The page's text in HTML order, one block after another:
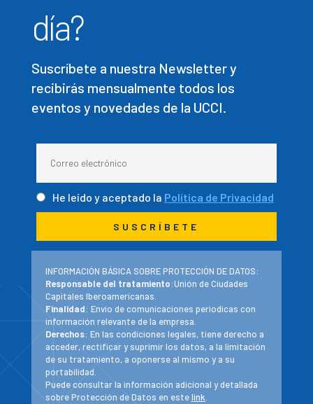
día?
Suscríbete a nuestra Newsletter y
recibirás mensualmente todos los
eventos y novedades de la UCCI.
He leído y aceptado la Política de Privacidad
INFORMACIÓN BÁSICA SOBRE PROTECCIÓN DE DATOS:
Responsable del tratamiento:Unión de Ciudades
Capitales Iberoamericanas.
Finalidad: Envío de comunicaciones periodicas con
información relevante de la empresa.
Derechos: En las condiciones legales, tiene derecho a
acceder, rectificar y suprimir los datos, a la limitación
de su tratamiento, a oponerse al mismo y a su
portabilidad.
Puede consultar la información adicional y detallada
sobre Protección de Datos en estelink